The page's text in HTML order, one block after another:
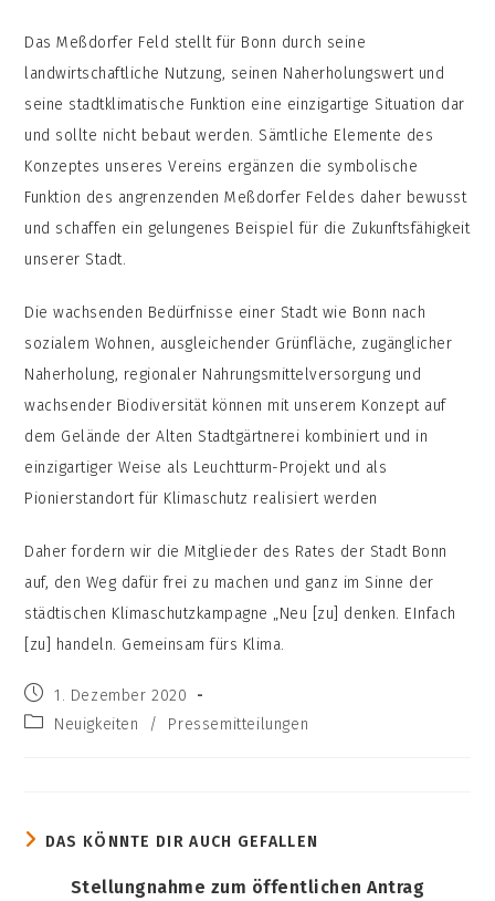
Das Meßdorfer Feld stellt für Bonn durch seine
landwirtschaftliche Nutzung, seinen Naherholungswert und
seine stadtklimatische Funktion eine einzigartige Situation dar
und sollte nicht bebaut werden. Sämtliche Elemente des
Konzeptes unseres Vereins ergänzen die symbolische
Funktion des angrenzenden Meßdorfer Feldes daher bewusst
und schaffen ein gelungenes Beispiel für die Zukunftsfähigkeit
unserer Stadt.
Die wachsenden Bedürfnisse einer Stadt wie Bonn nach
sozialem Wohnen, ausgleichender Grünfläche, zugänglicher
Naherholung, regionaler Nahrungsmittelversorgung und
wachsender Biodiversität können mit unserem Konzept auf
dem Gelände der Alten Stadtgärtnerei kombiniert und in
einzigartiger Weise als Leuchtturm-Projekt und als
Pionierstandort für Klimaschutz realisiert werden
Daher fordern wir die Mitglieder des Rates der Stadt Bonn
auf, den Weg dafür frei zu machen und ganz im Sinne der
städtischen Klimaschutzkampagne „Neu [zu] denken. EInfach
[zu] handeln. Gemeinsam fürs Klima.
Beitrag
veröffentlicht:
1. Dezember 2020
Beitrags-
Neuigkeiten / Pressemitteilungen
DAS KÖNNTE DIR AUCH GEFALLEN
Stellungnahme zum öffentlichen Antrag